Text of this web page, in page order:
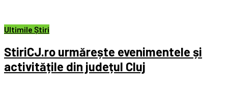
Ultimile Știri
StiriCJ.ro urmărește evenimentele și
activitățile din județul Cluj